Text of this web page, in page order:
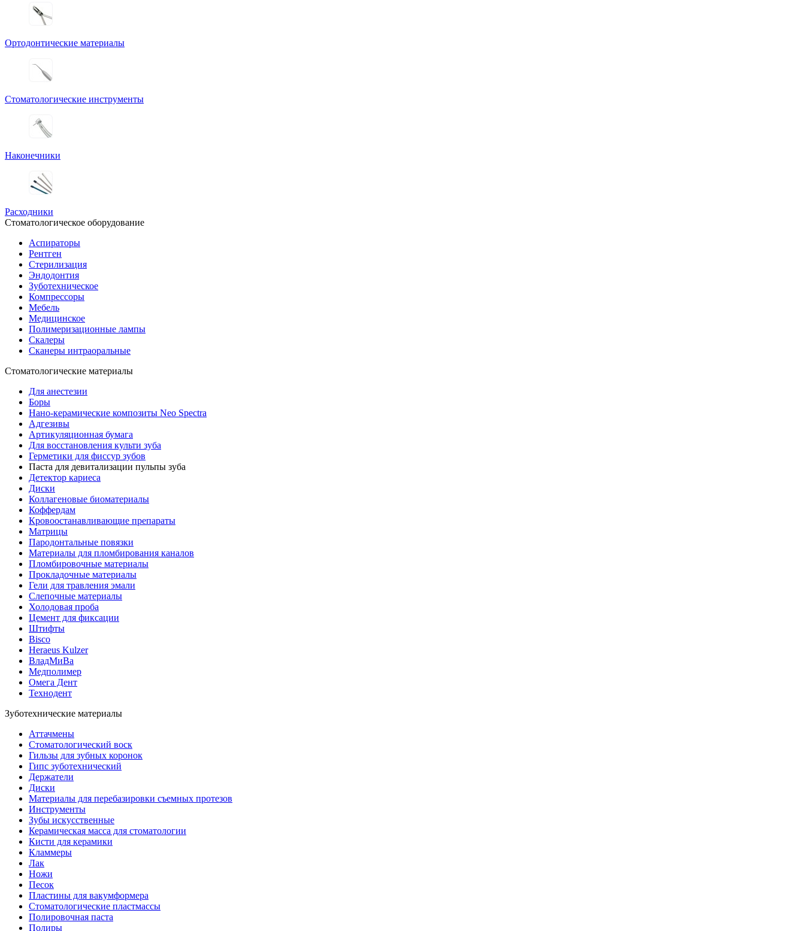
Ортодонтические материалы
Стоматологические инструменты
Наконечники
Расходники
Стоматологическое оборудование
Аспираторы
Рентген
Стерилизация
Эндодонтия
Зуботехническое
Компрессоры
Мебель
Медицинское
Полимеризационные лампы
Скалеры
Сканеры интраоральные
Стоматологические материалы
Для анестезии
Боры
Нано-керамические композиты Neo Spectra
Адгезивы
Артикуляционная бумага
Для восстановления культи зуба
Герметики для фиссур зубов
Паста для девитализации пульпы зуба
Детектор кариеса
Диски
Коллагеновые биоматериалы
Коффердам
Кровоостанавливающие препараты
Матрицы
Пародонтальные повязки
Материалы для пломбирования каналов
Пломбировочные материалы
Прокладочные материалы
Гели для травления эмали
Слепочные материалы
Холодовая проба
Цемент для фиксации
Штифты
Bisco
Heraeus Kulzer
ВладМиВа
Медполимер
Омега Дент
Технодент
Зуботехнические материалы
Аттачмены
Стоматологический воск
Гильзы для зубных коронок
Гипс зуботехнический
Держатели
Диски
Материалы для перебазировки съемных протезов
Инструменты
Зубы искусственные
Керамическая масса для стоматологии
Кисти для керамики
Кламмеры
Лак
Ножи
Песок
Пластины для вакумформера
Стоматологические пластмассы
Полировочная паста
Полиры